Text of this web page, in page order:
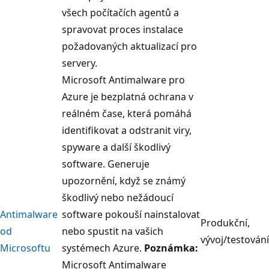
všech počítačích agentů a
spravovat proces instalace
požadovaných aktualizací pro
servery.
Antimalware
od
Microsoftu
Microsoft Antimalware pro
Azure je bezplatná ochrana v
reálném čase, která pomáhá
identifikovat a odstranit viry,
spyware a další škodlivý
software. Generuje
upozornění, když se známý
škodlivý nebo nežádoucí
software pokouší nainstalovat
nebo spustit na vašich
systémech Azure. Poznámka:
Microsoft Antimalware
Produkční,
vývoj/testování